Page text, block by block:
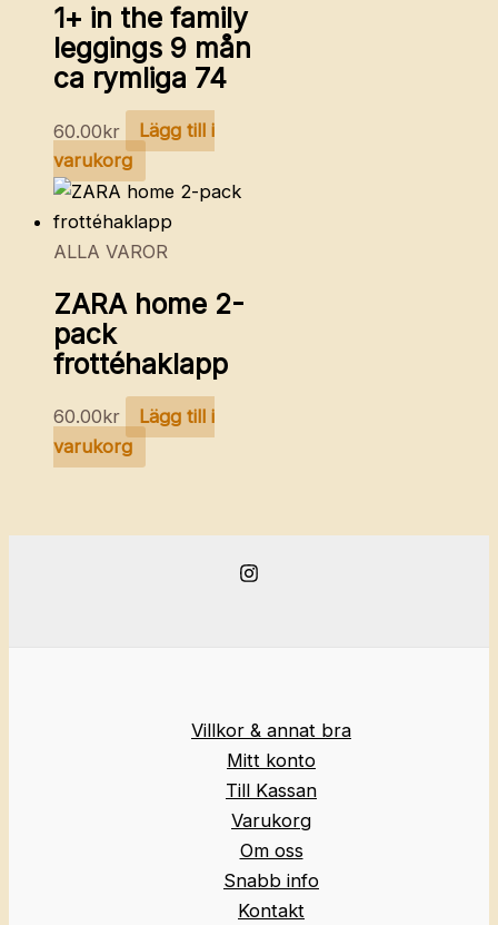
1+ in the family
leggings 9 mån
ca rymliga 74
60.00kr
Lägg till i
varukorg
ALLA VAROR
ZARA home 2-
pack
frottéhaklapp
60.00kr
Lägg till i
varukorg
Villkor & annat bra
Mitt konto
Till Kassan
Varukorg
Om oss
Snabb info
Kontakt